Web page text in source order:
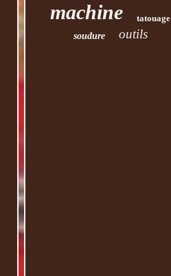
machine
tatouage
soudure
outils